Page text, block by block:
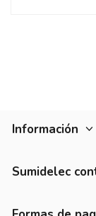
Información
Sumidelec